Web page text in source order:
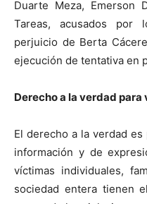
Duarte Meza, Emerson
Tareas, acusados por
perjuicio de Berta
ejecución de tentativa en
Derecho a la verdad
El derecho a la verdad
información y de
víctimas individuales,
sociedad entera tienen